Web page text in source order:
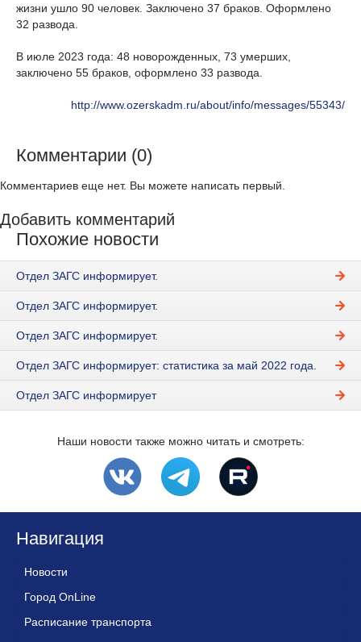
жизни ушло 90 человек. Заключено 37 браков. Оформлено
32 развода.
В июле 2023 года: 48 новорожденных, 73 умерших,
заключено 55 браков, оформлено 33 развода.
http://www.ozerskadm.ru/about/info/messages/55343/
Комментарии (0)
Комментариев еще нет. Вы можете написать первый.
Добавить комментарий
Похожие новости
Отдел ЗАГС информирует.
Отдел ЗАГС информирует.
Отдел ЗАГС информирует.
Отдел ЗАГС информирует: статистика за май 2022 года.
Отдел ЗАГС информирует
Наши новости также можно читать и смотреть:
Навигация
Новости
Город OnLine
Расписание транспорта